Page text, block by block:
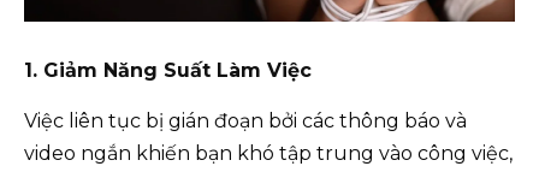
1. Giảm Năng Suất Làm Việc
Việc liên tục bị gián đoạn bởi các thông báo và
video ngắn khiến bạn khó tập trung vào công việc,